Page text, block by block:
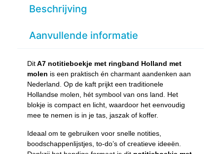
Beschrijving
Aanvullende informatie
DitA7 notitieboekje met ringband Holland met
molen is een praktisch én charmant aandenken aan
Nederland. Op de kaft prijkt een traditionele
Hollandse molen, hét symbool van ons land. Het
blokje is compact en licht, waardoor het eenvoudig
mee te nemen is in je tas, jaszak of koffer.
Ideaal om te gebruiken voor snelle notities,
boodschappenlijstjes, to-do’s of creatieve ideeën.